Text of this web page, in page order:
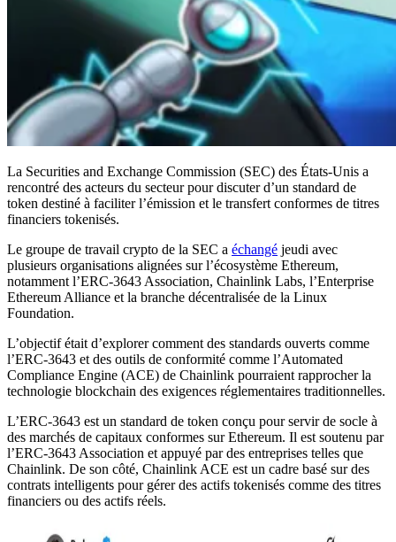
La Securities and Exchange Commission (SEC) des États-Unis a
rencontré des acteurs du secteur pour discuter d’un standard de
token destiné à faciliter l’émission et le transfert conformes de titres
financiers tokenisés.
Le groupe de travail crypto de la SEC a échangé jeudi avec
plusieurs organisations alignées sur l’écosystème Ethereum,
notamment l’ERC-3643 Association, Chainlink Labs, l’Enterprise
Ethereum Alliance et la branche décentralisée de la Linux
Foundation.
L’objectif était d’explorer comment des standards ouverts comme
l’ERC-3643 et des outils de conformité comme l’Automated
Compliance Engine (ACE) de Chainlink pourraient rapprocher la
technologie blockchain des exigences réglementaires traditionnelles.
L’ERC-3643 est un standard de token conçu pour servir de socle à
des marchés de capitaux conformes sur Ethereum. Il est soutenu par
l’ERC-3643 Association et appuyé par des entreprises telles que
Chainlink. De son côté, Chainlink ACE est un cadre basé sur des
contrats intelligents pour gérer des actifs tokenisés comme des titres
financiers ou des actifs réels.